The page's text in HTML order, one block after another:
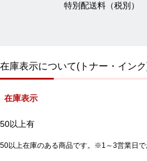
特別配送料（税別）
在庫表示について(トナー・イン
在庫表示
50以上有
50以上在庫のある商品です。※1～3営業日で